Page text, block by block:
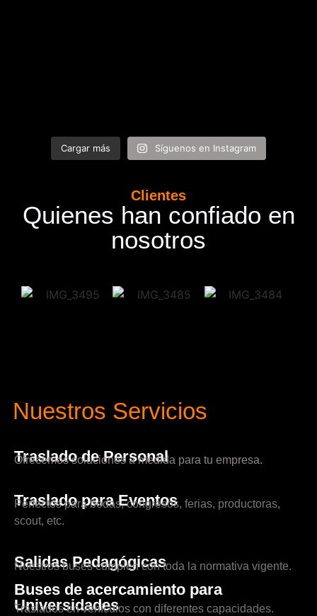
Cargar más Síguenos en Instagram
Clientes
Quienes han confiado en
nosotros
Nuestros Servicios
Traslado de Personal
Ofrecemos soluciones a medida para tu empresa.
Traslado para Eventos
Perfectos para bodas, congresos, ferias, productoras,
scout, etc.
Salidas Pedagógicas
Nuestros buses cumplen con toda la normativa vigente.
Buses de acercamiento para
Universidades
Traslados en vehículos con diferentes capacidades.